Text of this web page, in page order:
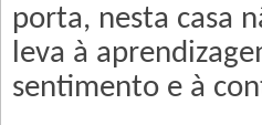
porta, nesta casa
leva à
sentimento e à